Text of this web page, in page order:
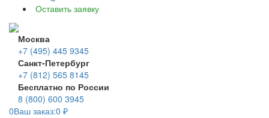
Оставить заявку
Москва
+7 (495) 445 9345
Санкт-Петербург
+7 (812) 565 8145
Бесплатно по России
8 (800) 600 3945
0Ваш заказ:0 ₽